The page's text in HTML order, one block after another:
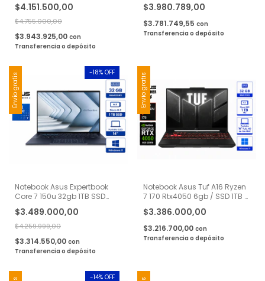
$4.151.500,00
$4.755.000,00
$3.943.925,00 con
Transferencia o depósito
$3.980.789,00
$3.781.749,55 con
Transferencia o depósito
Envío gratis
Notebook Asus Expertbook
Core 7 150u 32gb 1TB SSD
$3.489.000,00
-18% OFF
$4.259.999,00
$3.314.550,00 con
Transferencia o depósito
Envío gratis
Notebook Asus Tuf A16 Ryzen
7 170 Rtx4050 6gb / SSD 1TB /
$3.386.000,00
$3.216.700,00 con
Transferencia o depósito
-14% OFF